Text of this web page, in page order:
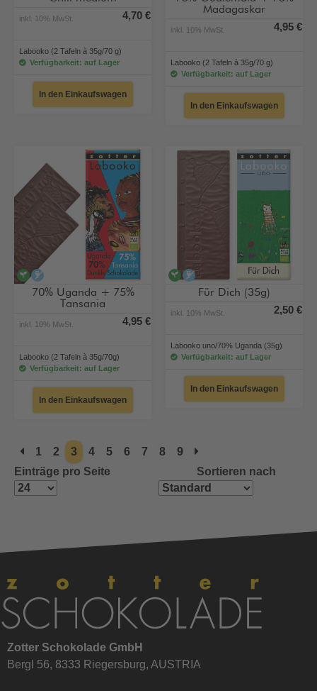
inkl. 10% MwSt. 4,70 €
Labooko (2 Tafeln à 35g/70 g)
Verfügbarkeit: auf Lager
In den Einkaufswagen
Madagaskar
inkl. 10% MwSt. 4,95 €
Labooko (2 Tafeln à 35g/70 g)
Verfügbarkeit: auf Lager
In den Einkaufswagen
veganalkoholfrei
70% Uganda + 75%
Tansania
inkl. 10% MwSt. 4,95 €
Labooko (2 Tafeln à 35g/70g)
Verfügbarkeit: auf Lager
In den Einkaufswagen
veganalkoholfrei
Für Dich (35g)
inkl. 10% MwSt. 2,50 €
Labooko uno/70% Uganda (35g)
Verfügbarkeit: auf Lager
In den Einkaufswagen
1 2 3 4 5 6 7 8
9
Einträge pro Seite
Sortieren nach
Zotter Schokolade GmbH
Bergl 56, 8333 Riegersburg, AUSTRIA